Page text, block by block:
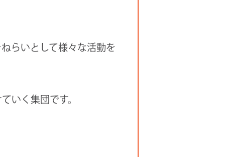
らいとして様々な活動を
いく集団です。